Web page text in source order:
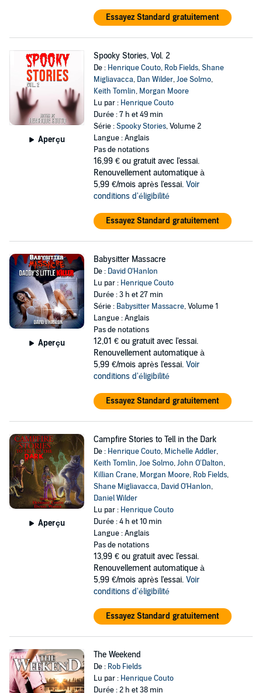
Essayez Standard gratuitement
Aperçu
Spooky Stories, Vol. 2
De : Henrique Couto, Rob Fields,Shane
Migliavacca, Dan Wilder,Joe Solmo,
Keith Tomlin, Morgan Moore
Lu par : Henrique Couto
Durée : 7 h et 49 min
Série :Spooky Stories, Volume 2
Langue : Anglais
Pas de notations
16,99 € ou gratuit avec l'essai.
Renouvellement automatique à
5,99 €/mois après l'essai. Voir
conditions d'éligibilité
Essayez Standard gratuitement
Aperçu
Babysitter Massacre
De : David O'Hanlon
Lu par : Henrique Couto
Durée : 3 h et 27 min
Série : Babysitter Massacre, Volume 1
Langue : Anglais
Pas de notations
12,01 € ou gratuit avec l'essai.
Renouvellement automatique à
5,99 €/mois après l'essai. Voir
conditions d'éligibilité
Essayez Standard gratuitement
Aperçu
Campfire Stories to Tell in the Dark
De : Henrique Couto, Michelle Addler,
Keith Tomlin,Joe Solmo,John O’Dalton,
Killian Crane, Morgan Moore, Rob Fields,
Shane Migliavacca, David O'Hanlon,
Daniel Wilder
Lu par : Henrique Couto
Durée : 4 h et 10 min
Langue : Anglais
Pas de notations
13,99 € ou gratuit avec l'essai.
Renouvellement automatique à
5,99 €/mois après l'essai. Voir
conditions d'éligibilité
Essayez Standard gratuitement
The Weekend
De : Rob Fields
Lu par : Henrique Couto
Durée : 2 h et 38 min